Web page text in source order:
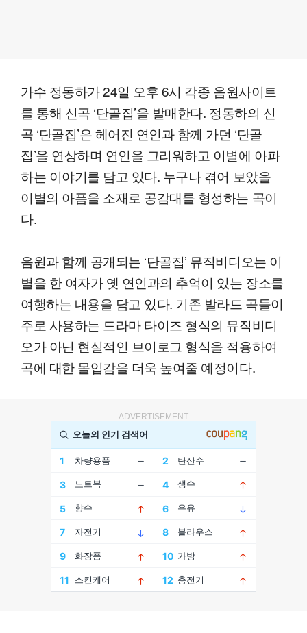
가수 정동하가 24일 오후 6시 각종 음원사이트
를 통해 신곡 ‘단골집’을 발매한다. 정동하의 신
곡 ‘단골집’은 헤어진 연인과 함께 가던 ‘단골
집’을 연상하며 연인을 그리워하고 이별에 아파
하는 이야기를 담고 있다. 누구나 겪어 보았을
이별의 아픔을 소재로 공감대를 형성하는 곡이
다.
음원과 함께 공개되는 ‘단골집’ 뮤직비디오는 이
별을 한 여자가 옛 연인과의 추억이 있는 장소를
여행하는 내용을 담고 있다. 기존 발라드 곡들이
주로 사용하는 드라마 타이즈 형식의 뮤직비디
오가 아닌 현실적인 브이로그 형식을 적용하여
곡에 대한 몰입감을 더욱 높여줄 예정이다.
ADVERTISEMENT